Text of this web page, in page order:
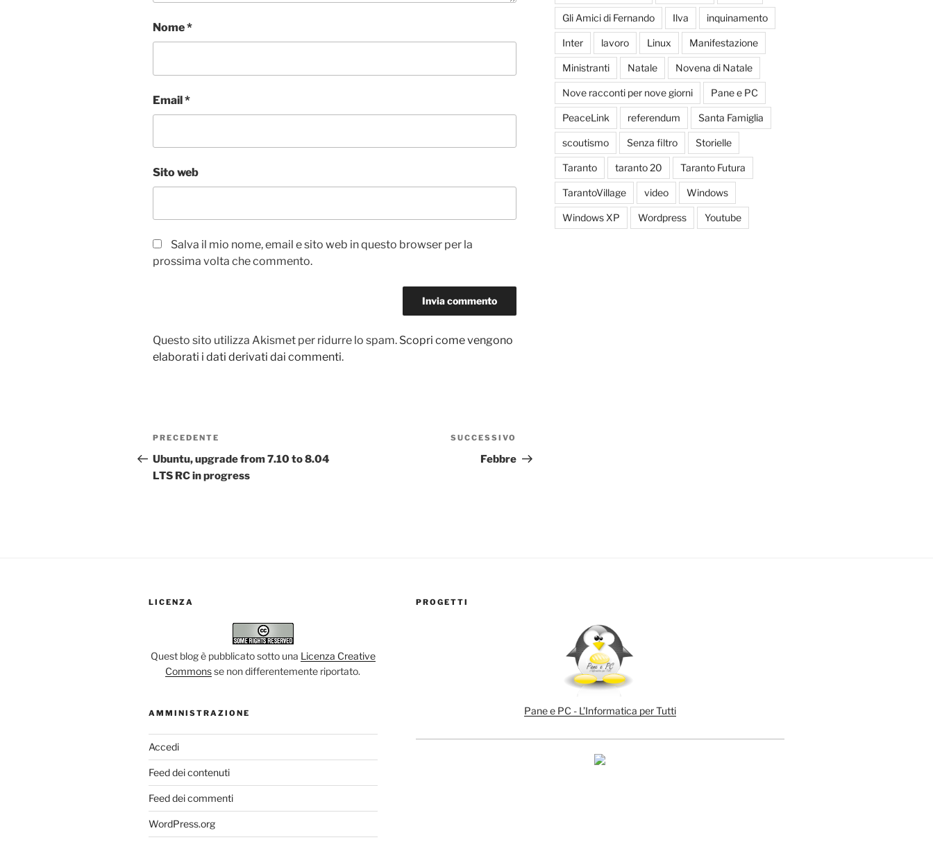
Nome*
Email*
Sito web
Salva il mio nome, email e sito web in questo browser per la
prossima volta che commento.
Questo sito utilizza Akismet per ridurre lo spam. Scopri come vengono
elaborati i dati derivati dai commenti.
Navigazione
articoli
Articolo
precedente:
PRECEDENTE
Ubuntu, upgrade from 7.10 to 8.04
LTS RC in progress
successivo
SUCCESSIVO
Febbre
Gli Amici di Fernando Ilva inquinamento
Inter lavoro Linux Manifestazione
Ministranti Natale Novena di Natale
Nove racconti per nove giorni Pane e PC
PeaceLink referendum Santa Famiglia
scoutismo Senza filtro Storielle
Taranto taranto 20 Taranto Futura
TarantoVillage video Windows
Windows XP Wordpress Youtube
LICENZA
Quest blog è pubblicato sotto una Licenza Creative
Commonsse non differentemente riportato.
AMMINISTRAZIONE
Accedi
Feed dei contenuti
Feed dei commenti
WordPress.org
PROGETTI
Pane e PC - L’Informatica per Tutti